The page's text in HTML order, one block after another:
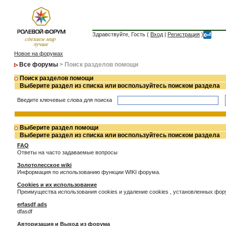
Здравствуйте, Гость ( Вход | Регистрация )
Новое на форумах
Все форумы > Поиск разделов помощи
Поиск разделов помощи
Выберите раздел из списка или воспользуйтесь поиском раздела
Введите ключевые слова для поиска
Выберите раздел помощи
Выберите раздел из списка или воспользуйтесь поиском раздела
FAQ
Ответы на часто задаваемые вопросы
Золотолесское wiki
Информация по использованию функции WIKI форума.
Cookies и их использование
Преимущества использования cookies и удаление cookies , установленных
erfasdf ads
dfasdf
Авторизация и Выход из форума